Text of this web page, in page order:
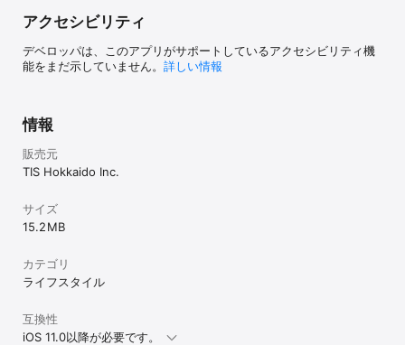
アクセシビリティ
デベロッパは、このアプリがサポートしているアクセシビリティ機
能をまだ示していません。 詳しい情報
情報
販売元
TIS Hokkaido Inc.
サイズ
15.2 MB
カテゴリ
ライフスタイル
互換性
iOS 11.0以降が必要です。